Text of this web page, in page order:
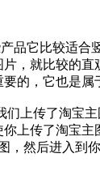
品它比较适
，就比较的
的，它也是属
上传了淘宝
上传了淘宝
然后进入到